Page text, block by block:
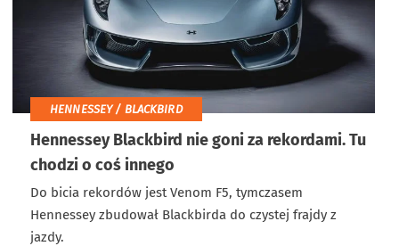
HENNESSEY / BLACKBIRD
Hennessey Blackbird nie goni za rekordami. Tu
chodzi o coś innego
Do bicia rekordów jest Venom F5, tymczasem
Hennessey zbudował Blackbirda do czystej frajdy z
jazdy.